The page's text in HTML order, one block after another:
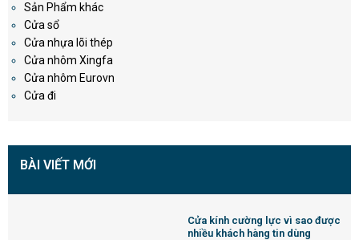
Sản Phẩm khác
Cửa sổ
Cửa nhựa lõi thép
Cửa nhôm Xingfa
Cửa nhôm Eurovn
Cửa đi
BÀI VIẾT MỚI
Cửa kính cường lực vì sao được
nhiều khách hàng tin dùng